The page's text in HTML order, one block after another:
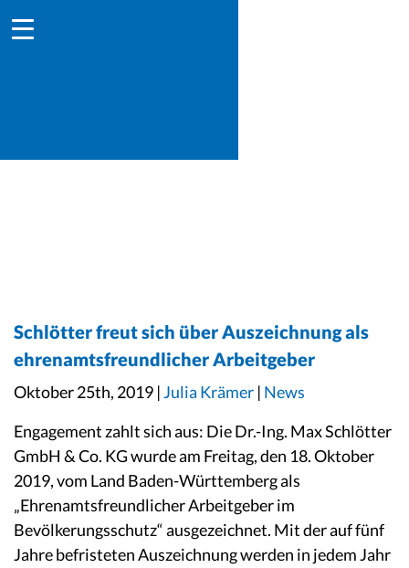
Schlötter freut sich über Auszeichnung als
ehrenamtsfreundlicher Arbeitgeber
Oktober 25th, 2019 |Julia Krämer | News
Engagement zahlt sich aus: Die Dr.-Ing. Max Schlötter
GmbH & Co. KG wurde am Freitag, den 18. Oktober
2019, vom Land Baden-Württemberg als
„Ehrenamtsfreundlicher Arbeitgeber im
Bevölkerungsschutz“ ausgezeichnet. Mit der auf fünf
Jahre befristeten Auszeichnung werden in jedem Jahr